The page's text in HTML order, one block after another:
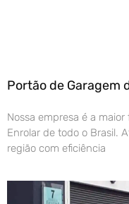
Portão de Garagem
Nossa empresa é a
Enrolar de todo o Brasil.
região com eficiência